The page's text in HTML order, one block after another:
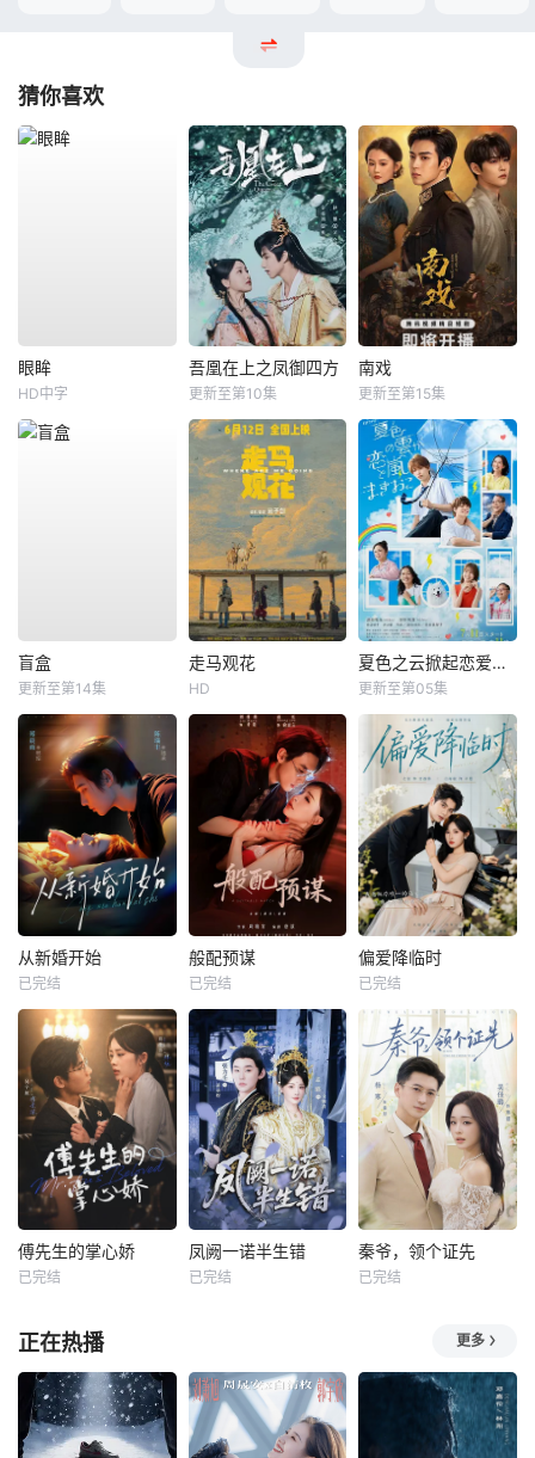
猜你喜欢
眼眸
HD中字
吾凰在上之凤御四方
更新至第10集
南戏
更新至第15集
盲盒
更新至第14集
走马观花
HD
夏色之云掀起恋爱与风暴
更新至第05集
从新婚开始
已完结
般配预谋
已完结
偏爱降临时
已完结
傅先生的掌心娇
已完结
凤阙一诺半生错
已完结
秦爷，领个证先
已完结
正在热播 更多